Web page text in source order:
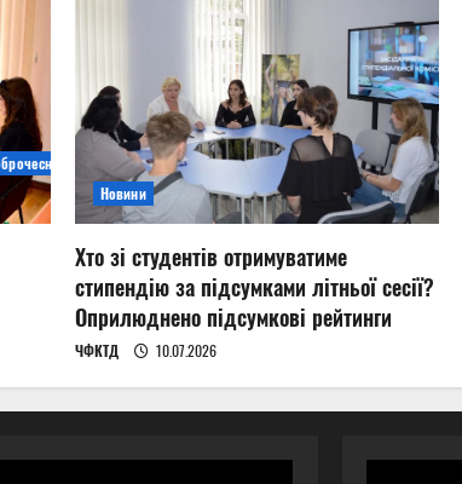
Новини
Хто зі студентів отримуватиме
стипендію за підсумками літньої сесії?
Оприлюднено підсумкові рейтинги
ЧФКТД 10.07.2026